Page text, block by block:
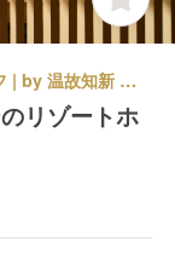
リゾートホテル | 宿泊部門 | フロントスタッフ | by 温故知新 イル・アズーリ
リゾートホ